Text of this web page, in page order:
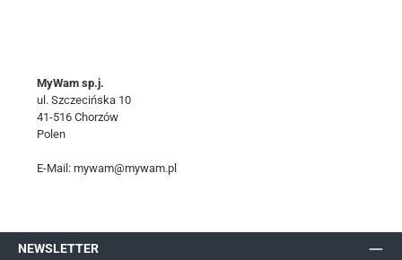
MyWam sp.j.
ul. Szczecińska 10
41-516 Chorzów
Polen
E-Mail: mywam@mywam.pl
NEWSLETTER